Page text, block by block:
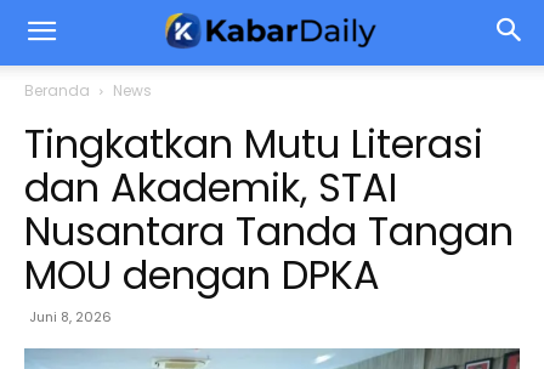
Beranda News
Tingkatkan Mutu Literasi
dan Akademik, STAI
Nusantara Tanda Tangan
MOU dengan DPKA
Juni 8, 2026